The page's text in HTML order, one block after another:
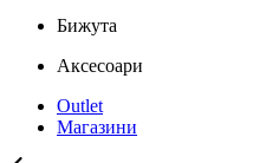
Бижута
Аксесоари
Outlet
Магазини